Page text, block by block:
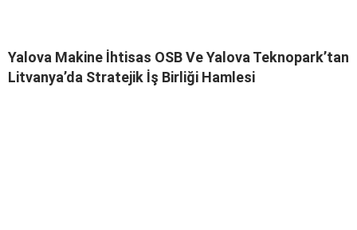
Yalova Makine İhtisas OSB Ve Yalova Teknopark’tan
Litvanya’da Stratejik İş Birliği Hamlesi